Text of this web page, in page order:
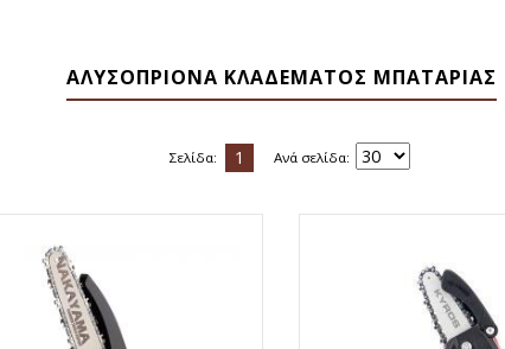
ΑΛΥΣΟΠΡΙΟΝΑ ΚΛΑΔΕΜΑΤΟΣ ΜΠΑΤΑΡΙΑΣ
Σελίδα: 1 Ανά σελίδα: